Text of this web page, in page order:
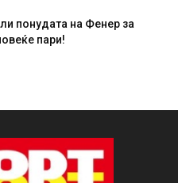
понудата на Фенер за
пари!